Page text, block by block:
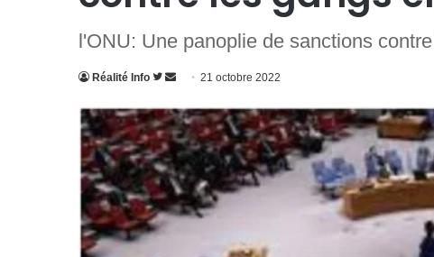
l'ONU: Une panoplie de sanctions
Réalité Info
Suivre
Twitter
Envoyer
courriel
21 octobre 2022